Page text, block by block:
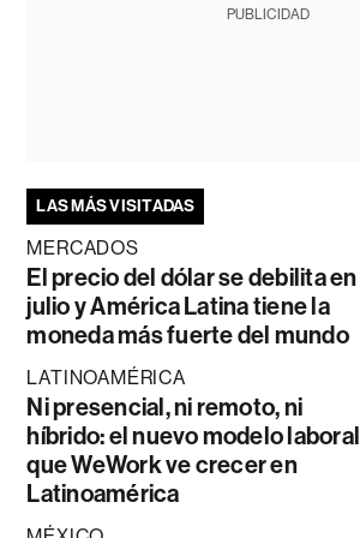
PUBLICIDAD
LAS MÁS VISITADAS
MERCADOS
El precio del dólar se debilita en
julio y América Latina tiene la
moneda más fuerte del mundo
LATINOAMÉRICA
Ni presencial, ni remoto, ni
híbrido: el nuevo modelo laboral
que WeWork ve crecer en
Latinoamérica